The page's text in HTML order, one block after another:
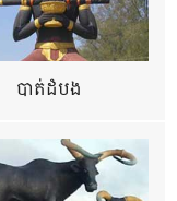
បាត់ដំបង